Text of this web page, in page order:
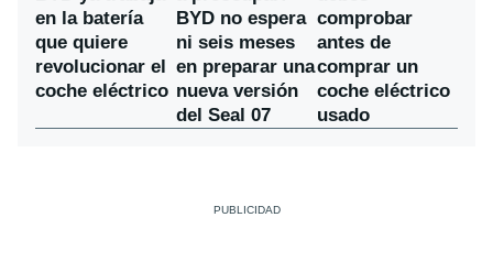
en la batería
que quiere
revolucionar el
coche eléctrico
BYD no espera
ni seis meses
en preparar una
nueva versión
del Seal 07
comprobar
antes de
comprar un
coche eléctrico
usado